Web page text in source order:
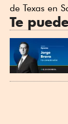
de Texas en
Te